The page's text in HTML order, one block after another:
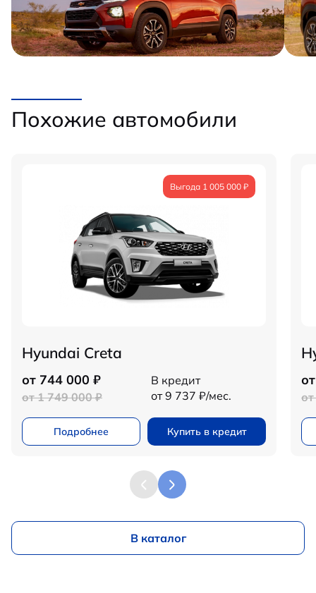
Похожие автомобили
Выгода 1 005 000 ₽
Hyundai Creta
от 744 000 ₽
от 1 749 000 ₽
В кредит
от 9 737 ₽/мес.
Подробнее Купить в кредит
В каталог